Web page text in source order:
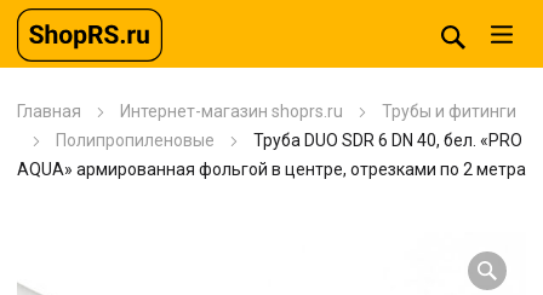
Главная Интернет-магазин shoprs.ru
Трубы и фитинги
Полипропиленовые
Труба DUO SDR 6 DN 40, бел. «PRO
AQUA» армированная фольгой в центре, отрезками по 2 метра